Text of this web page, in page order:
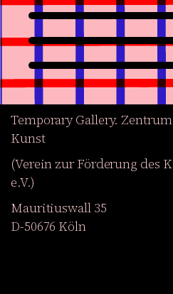
Temporary Gallery.
Kunst
(Verein zur Förderung des
e.V.)
Mauritiuswall 35
D-50676 Köln